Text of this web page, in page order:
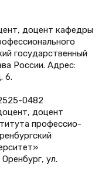
доцент кафедры
государственный
России. Адрес:
6.
0482
доцент
профессио­
ул.